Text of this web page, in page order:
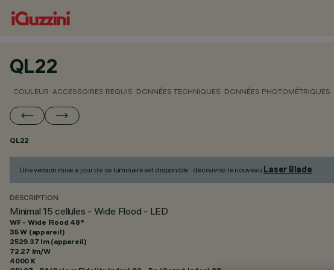
QL22
COULEUR ACCESSOIRES REQUIS DONNÉES TECHNIQUES DONNÉES PHOTOMÉTRIQUES
QL22
Une version mise à jour de ce luminaire est disponible : découvrez le nouveau Laser Blade.
DESCRIPTION
Minimal 15 cellules - Wide Flood - LED
WF - Wide Flood 48°
35 W (appareil)
2529.37 lm (appareil)
72.27 lm/W
4000 K